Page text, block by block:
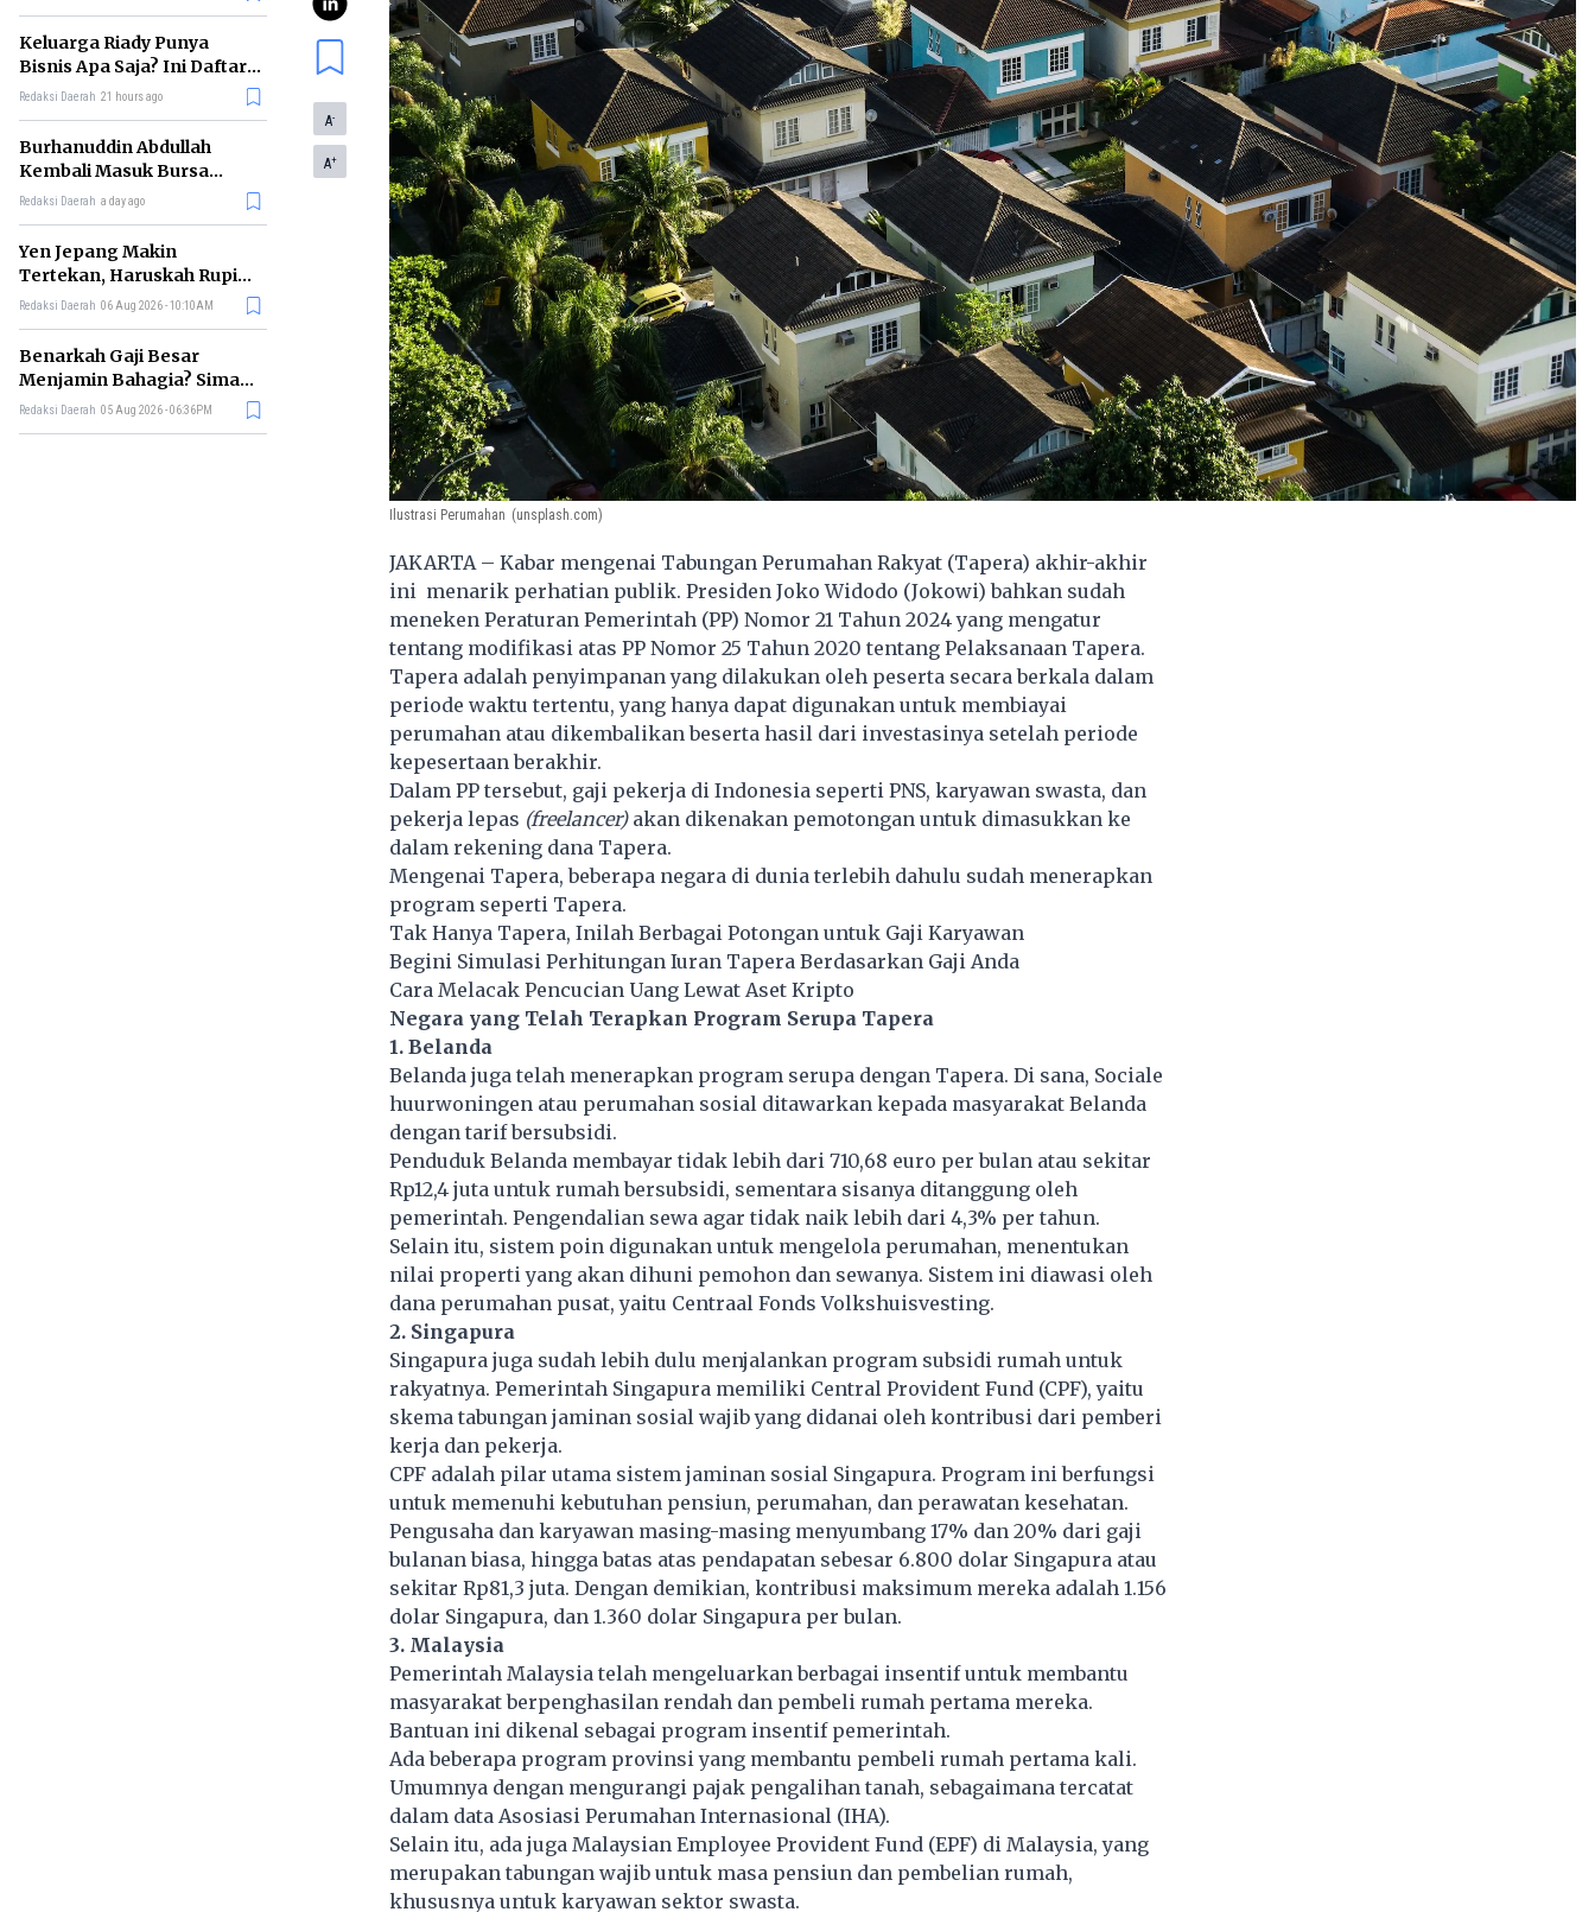
Keluarga Riady Punya
Bisnis Apa Saja? Ini Daftar
Kerajaan Usahanya
Redaksi Daerah 21 hours ago
Burhanuddin Abdullah
Kembali Masuk Bursa
Gubernur BI, Ini Rekam
Redaksi Daerah a day ago
Yen Jepang Makin
Tertekan, Haruskah Rupiah
Ikut Khawatir?
Redaksi Daerah 06 Aug 2026 - 10:10AM
Benarkah Gaji Besar
Menjamin Bahagia? Simak
Penjelasan Ilmu Ekonomi
Redaksi Daerah 05 Aug 2026 - 06:36PM
A-
A+
Ilustrasi Perumahan (unsplash.com)
JAKARTA – Kabar mengenai Tabungan Perumahan Rakyat (Tapera) akhir-akhir
ini menarik perhatian publik. Presiden Joko Widodo (Jokowi) bahkan sudah
meneken Peraturan Pemerintah (PP) Nomor 21 Tahun 2024 yang mengatur
tentang modifikasi atas PP Nomor 25 Tahun 2020 tentang Pelaksanaan Tapera.
Tapera adalah penyimpanan yang dilakukan oleh peserta secara berkala dalam
periode waktu tertentu, yang hanya dapat digunakan untuk membiayai
perumahan atau dikembalikan beserta hasil dari investasinya setelah periode
kepesertaan berakhir.
Dalam PP tersebut, gaji pekerja di Indonesia seperti PNS, karyawan swasta, dan
pekerja lepas (freelancer) akan dikenakan pemotongan untuk dimasukkan ke
dalam rekening dana Tapera.
Mengenai Tapera, beberapa negara di dunia terlebih dahulu sudah menerapkan
program seperti Tapera.
Tak Hanya Tapera, Inilah Berbagai Potongan untuk Gaji Karyawan
Begini Simulasi Perhitungan Iuran Tapera Berdasarkan Gaji Anda
Cara Melacak Pencucian Uang Lewat Aset Kripto
Negara yang Telah Terapkan Program Serupa Tapera
1. Belanda
Belanda juga telah menerapkan program serupa dengan Tapera. Di sana, Sociale
huurwoningen atau perumahan sosial ditawarkan kepada masyarakat Belanda
dengan tarif bersubsidi.
Penduduk Belanda membayar tidak lebih dari 710,68 euro per bulan atau sekitar
Rp12,4 juta untuk rumah bersubsidi, sementara sisanya ditanggung oleh
pemerintah. Pengendalian sewa agar tidak naik lebih dari 4,3% per tahun.
Selain itu, sistem poin digunakan untuk mengelola perumahan, menentukan
nilai properti yang akan dihuni pemohon dan sewanya. Sistem ini diawasi oleh
dana perumahan pusat, yaitu Centraal Fonds Volkshuisvesting.
2. Singapura
Singapura juga sudah lebih dulu menjalankan program subsidi rumah untuk
rakyatnya. Pemerintah Singapura memiliki Central Provident Fund (CPF), yaitu
skema tabungan jaminan sosial wajib yang didanai oleh kontribusi dari pemberi
kerja dan pekerja.
CPF adalah pilar utama sistem jaminan sosial Singapura. Program ini berfungsi
untuk memenuhi kebutuhan pensiun, perumahan, dan perawatan kesehatan.
Pengusaha dan karyawan masing-masing menyumbang 17% dan 20% dari gaji
bulanan biasa, hingga batas atas pendapatan sebesar 6.800 dolar Singapura atau
sekitar Rp81,3 juta. Dengan demikian, kontribusi maksimum mereka adalah 1.156
dolar Singapura, dan 1.360 dolar Singapura per bulan.
3. Malaysia
Pemerintah Malaysia telah mengeluarkan berbagai insentif untuk membantu
masyarakat berpenghasilan rendah dan pembeli rumah pertama mereka.
Bantuan ini dikenal sebagai program insentif pemerintah.
Ada beberapa program provinsi yang membantu pembeli rumah pertama kali.
Umumnya dengan mengurangi pajak pengalihan tanah, sebagaimana tercatat
dalam data Asosiasi Perumahan Internasional (IHA).
Selain itu, ada juga Malaysian Employee Provident Fund (EPF) di Malaysia, yang
merupakan tabungan wajib untuk masa pensiun dan pembelian rumah,
khususnya untuk karyawan sektor swasta.